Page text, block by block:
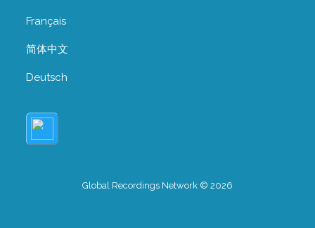
Français
简体中文
Deutsch
Global Recordings Network © 2026